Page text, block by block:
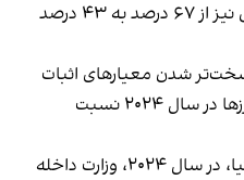
در همین حال، میزان کلی پذیرش نیز از ۶۷ درصد به ۴۳ درصد
شدن معیارهای اثبات
پناهندگی در قانون ملیت‌ها و مرزها در سال ۲۰۲۴ نسبت
در همین حال وزارت داخله بریتانیا، در سال ۲۰۲۴، وزارت داخله